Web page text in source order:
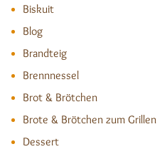
Biskuit
Blog
Brandteig
Brennnessel
Brot & Brötchen
Brote & Brötchen zum Grillen
Dessert